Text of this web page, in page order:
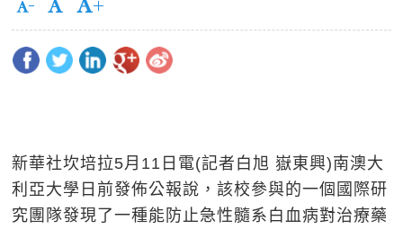
新華社坎培拉5月11日電(記者白旭 嶽東興)南澳大
利亞大學日前發佈公報說，該校參與的一個國際研
究團隊發現了一種能防止急性髓系白血病對治療藥